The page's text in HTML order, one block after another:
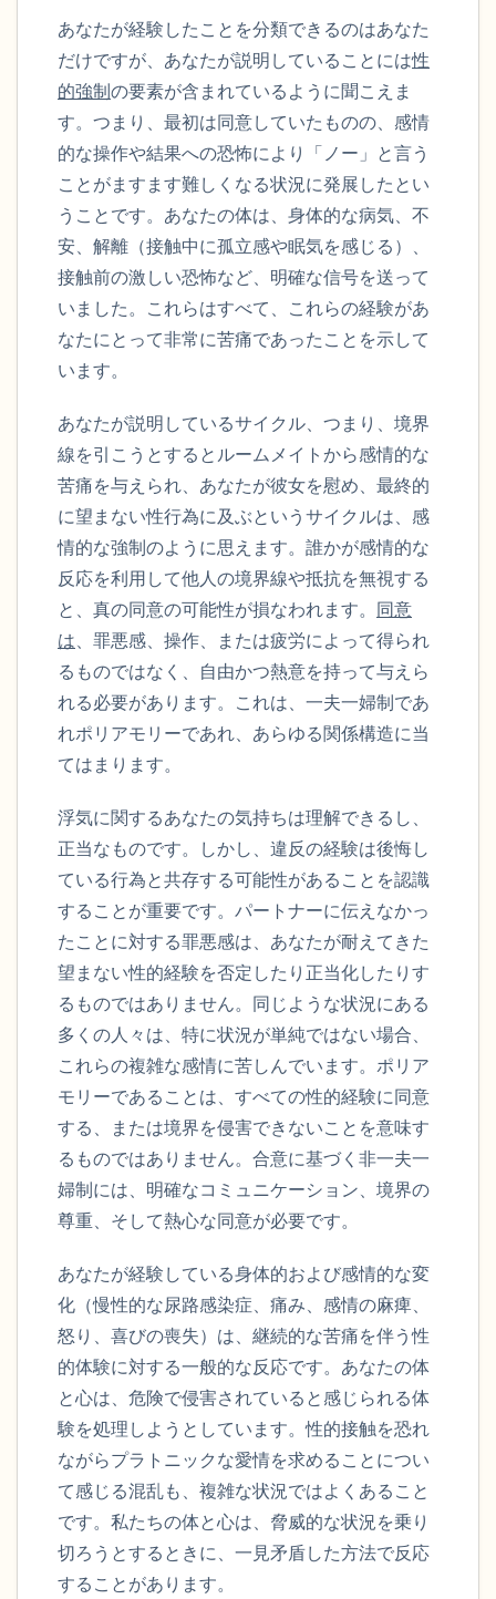
あなたが経験したことを分類できるのはあなた
だけですが、あなたが説明していることには性
的強制の要素が含まれているように聞こえま
す。つまり、最初は同意していたものの、感情
的な操作や結果への恐怖により「ノー」と言う
ことがますます難しくなる状況に発展したとい
うことです。あなたの体は、身体的な病気、不
安、解離（接触中に孤立感や眠気を感じる）、
接触前の激しい恐怖など、明確な信号を送って
いました。これらはすべて、これらの経験があ
なたにとって非常に苦痛であったことを示して
います。
あなたが説明しているサイクル、つまり、境界
線を引こうとするとルームメイトから感情的な
苦痛を与えられ、あなたが彼女を慰め、最終的
に望まない性行為に及ぶというサイクルは、感
情的な強制のように思えます。誰かが感情的な
反応を利用して他人の境界線や抵抗を無視する
と、真の同意の可能性が損なわれます。 同意
は 、罪悪感、操作、または疲労によって得られ
るものではなく、自由かつ熱意を持って与えら
れる必要があります。これは、一夫一婦制であ
れポリアモリーであれ、あらゆる関係構造に当
てはまります。
浮気に関するあなたの気持ちは理解できるし、
正当なものです。しかし、違反の経験は後悔し
ている行為と共存する可能性があることを認識
することが重要です。パートナーに伝えなかっ
たことに対する罪悪感は、あなたが耐えてきた
望まない性的経験を否定したり正当化したりす
るものではありません。同じような状況にある
多くの人々は、特に状況が単純ではない場合、
これらの複雑な感情に苦しんでいます。ポリア
モリーであることは、すべての性的経験に同意
する、または境界を侵害できないことを意味す
るものではありません。合意に基づく非一夫一
婦制には、明確なコミュニケーション、境界の
尊重、そして熱心な同意が必要です。
あなたが経験している身体的および感情的な変
化（慢性的な尿路感染症、痛み、感情の麻痺、
怒り、喜びの喪失）は、継続的な苦痛を伴う性
的体験に対する一般的な反応です。あなたの体
と心は、危険で侵害されていると感じられる体
験を処理しようとしています。性的接触を恐れ
ながらプラトニックな愛情を求めることについ
て感じる混乱も、複雑な状況ではよくあること
です。私たちの体と心は、脅威的な状況を乗り
切ろうとするときに、一見矛盾した方法で反応
することがあります。